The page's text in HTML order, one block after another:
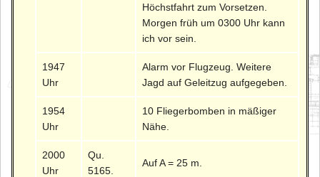
Höchstfahrt zum Vorsetzen.
Morgen früh um 0300 Uhr kann
ich vor sein.
1947
Uhr
Alarm vor Flugzeug. Weitere
Jagd auf Geleitzug aufgegeben.
1954
Uhr
10 Fliegerbomben in mäßiger
Nähe.
2000
Uhr
Qu.
5165.
Auf A = 25 m.